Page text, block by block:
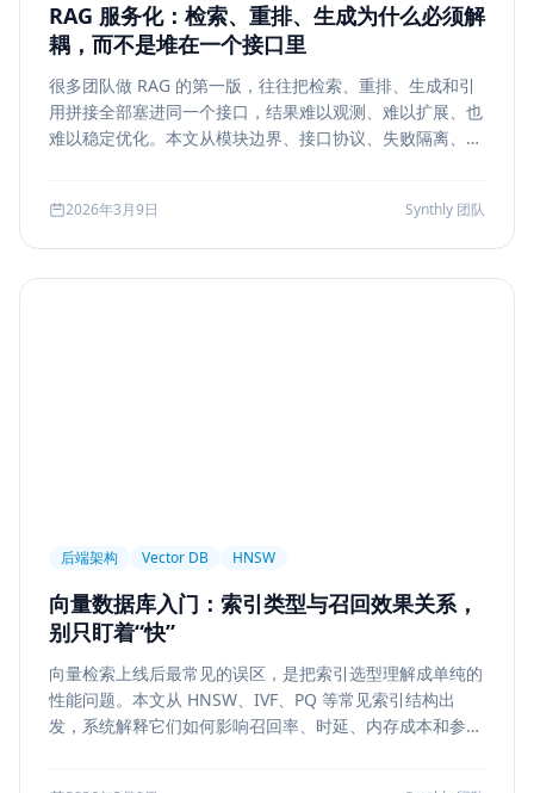
RAG 服务化：检索、重排、生成为什么必须解
耦，而不是堆在一个接口里
很多团队做 RAG 的第一版，往往把检索、重排、生成和引
用拼接全部塞进同一个接口，结果难以观测、难以扩展、也
难以稳定优化。本文从模块边界、接口协议、失败隔离、缓
2026年3月9日 Synthly 团队
后端架构 Vector DB HNSW
向量数据库入门：索引类型与召回效果关系，
别只盯着“快”
向量检索上线后最常见的误区，是把索引选型理解成单纯的
性能问题。本文从 HNSW、IVF、PQ 等常见索引结构出
发，系统解释它们如何影响召回率、时延、内存成本和参数